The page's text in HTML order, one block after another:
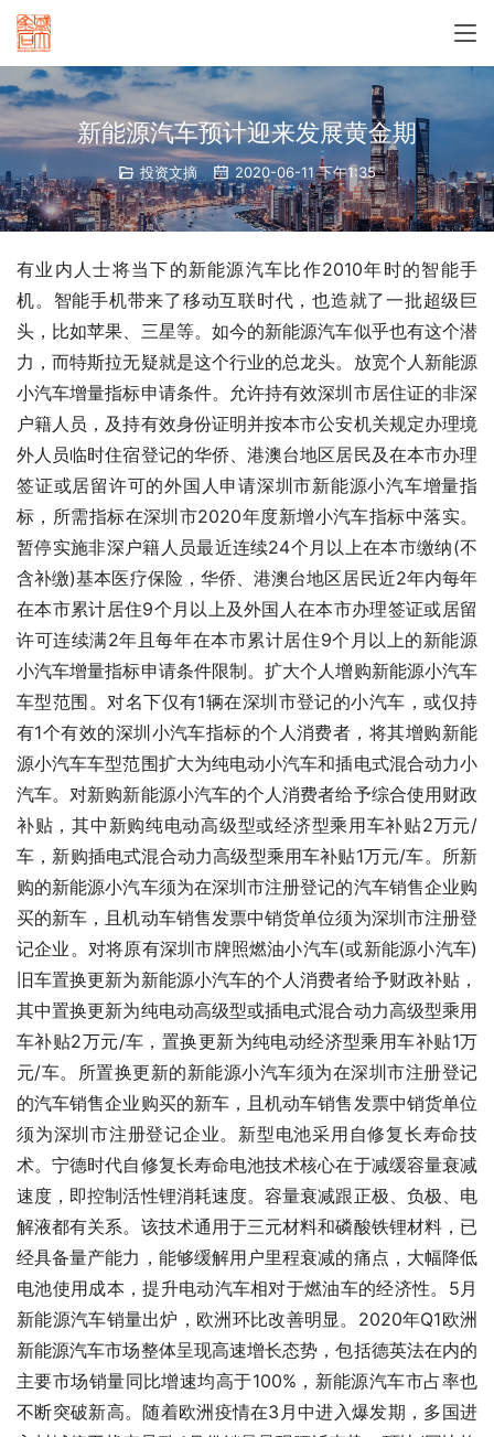
新能源汽车预计迎来发展黄金期
投资文摘 2020-06-11 下午1:35
有业内人士将当下的新能源汽车比作2010年时的智能手
机。智能手机带来了移动互联时代，也造就了一批超级巨
头，比如苹果、三星等。如今的新能源汽车似乎也有这个潜
力，而特斯拉无疑就是这个行业的总龙头。放宽个人新能源
小汽车增量指标申请条件。允许持有效深圳市居住证的非深
户籍人员，及持有效身份证明并按本市公安机关规定办理境
外人员临时住宿登记的华侨、港澳台地区居民及在本市办理
签证或居留许可的外国人申请深圳市新能源小汽车增量指
标，所需指标在深圳市2020年度新增小汽车指标中落实。
暂停实施非深户籍人员最近连续24个月以上在本市缴纳(不
含补缴)基本医疗保险，华侨、港澳台地区居民近2年内每年
在本市累计居住9个月以上及外国人在本市办理签证或居留
许可连续满2年且每年在本市累计居住9个月以上的新能源
小汽车增量指标申请条件限制。扩大个人增购新能源小汽车
车型范围。对名下仅有1辆在深圳市登记的小汽车，或仅持
有1个有效的深圳小汽车指标的个人消费者，将其增购新能
源小汽车车型范围扩大为纯电动小汽车和插电式混合动力小
汽车。对新购新能源小汽车的个人消费者给予综合使用财政
补贴，其中新购纯电动高级型或经济型乘用车补贴2万元/
车，新购插电式混合动力高级型乘用车补贴1万元/车。所新
购的新能源小汽车须为在深圳市注册登记的汽车销售企业购
买的新车，且机动车销售发票中销货单位须为深圳市注册登
记企业。对将原有深圳市牌照燃油小汽车(或新能源小汽车)
旧车置换更新为新能源小汽车的个人消费者给予财政补贴，
其中置换更新为纯电动高级型或插电式混合动力高级型乘用
车补贴2万元/车，置换更新为纯电动经济型乘用车补贴1万
元/车。所置换更新的新能源小汽车须为在深圳市注册登记
的汽车销售企业购买的新车，且机动车销售发票中销货单位
须为深圳市注册登记企业。新型电池采用自修复长寿命技
术。宁德时代自修复长寿命电池技术核心在于减缓容量衰减
速度，即控制活性锂消耗速度。容量衰减跟正极、负极、电
解液都有关系。该技术通用于三元材料和磷酸铁锂材料，已
经具备量产能力，能够缓解用户里程衰减的痛点，大幅降低
电池使用成本，提升电动汽车相对于燃油车的经济性。5月
新能源汽车销量出炉，欧洲环比改善明显。2020年Q1欧洲
新能源汽车市场整体呈现高速增长态势，包括德英法在内的
主要市场销量同比增速均高于100%，新能源汽车市占率也
不断突破新高。随着欧洲疫情在3月中进入爆发期，多国进